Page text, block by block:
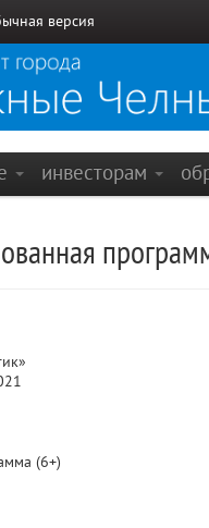
версия
инвесторам
(6+)